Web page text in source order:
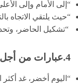
“إلى الأمام وإلى
“حيث يلتقي الاتجاه
“تشكيل الحاضر،
4.عبارات من أجل أبطال الاستدامة
“اليوم أخضر، غد أكثر